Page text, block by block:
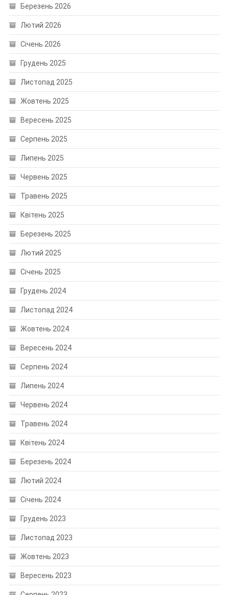
Березень 2026
Лютий 2026
Січень 2026
Грудень 2025
Листопад 2025
Жовтень 2025
Вересень 2025
Серпень 2025
Липень 2025
Червень 2025
Травень 2025
Квітень 2025
Березень 2025
Лютий 2025
Січень 2025
Грудень 2024
Листопад 2024
Жовтень 2024
Вересень 2024
Серпень 2024
Липень 2024
Червень 2024
Травень 2024
Квітень 2024
Березень 2024
Лютий 2024
Січень 2024
Грудень 2023
Листопад 2023
Жовтень 2023
Вересень 2023